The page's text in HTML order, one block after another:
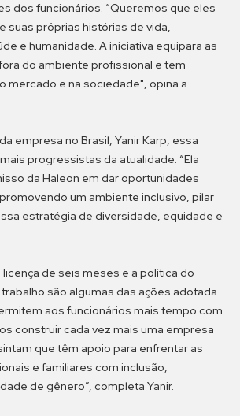
dos funcionários. “Queremos que eles
suas próprias histórias de vida,
e humanidade. A iniciativa equipara as
do ambiente profissional e tem
mercado e na sociedade", opina a
empresa no Brasil, Yanir Karp, essa
progressistas da atualidade. “Ela
da Haleon em dar oportunidades
um ambiente inclusivo, pilar
estratégia de diversidade, equidade e
de seis meses e a política do
são algumas das ações adotada
aos funcionários mais tempo com
construir cada vez mais uma empresa
que têm apoio para enfrentar as
e familiares com inclusão,
de gênero”, completa Yanir.